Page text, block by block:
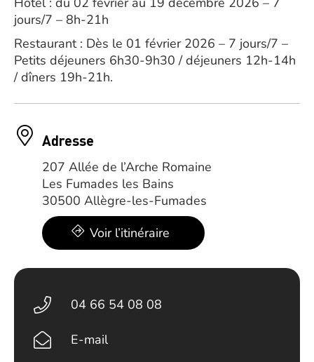
jours/7 – 8h-21h
Restaurant : Dès le 01 février 2026 – 7 jours/7 –
Petits déjeuners 6h30-9h30 / déjeuners 12h-14h
/ dîners 19h-21h.
Adresse
207 Allée de l’Arche Romaine
Les Fumades les Bains
30500 Allègre-les-Fumades
Voir l’itinéraire
04 66 54 08 08
E-mail